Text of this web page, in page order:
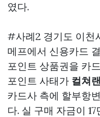
였다.
#사례2 경기도 이천
메프에서 신용카드
포인트 상품권을 카
포인트 사태가 컬쳐
카드사 측에 할부항
다. 실 구매 자금이